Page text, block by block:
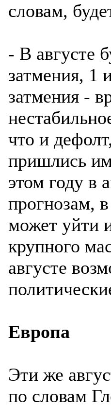
словам,
- В августе
затмения, 1
затмения -
что и
пришлись
этом году в
прогнозам,
может уйти
крупного
августе
Европа
Эти же
по словам